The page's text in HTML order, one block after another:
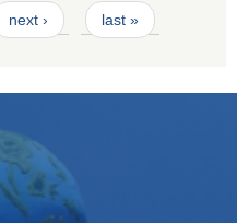
next › last »